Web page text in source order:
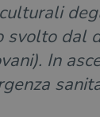
svolto dal
In